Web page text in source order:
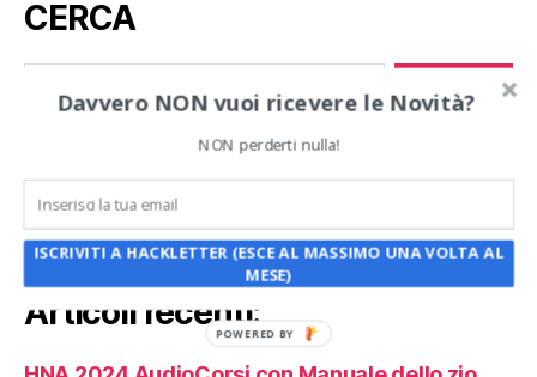
CERCA
Cerca:
Archivi
Archivi
Articoli recenti:
Davvero NON vuoi ricevere le Novità?
NON perderti nulla!
ISCRIVITI A HACKLETTER (ESCE AL MASSIMO UNA VOLTA AL
MESE)
POWERED BY